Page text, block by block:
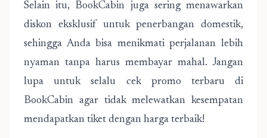
Selain itu, BookCabin juga sering menawarkan
diskon eksklusif untuk penerbangan domestik,
sehingga Anda bisa menikmati perjalanan lebih
nyaman tanpa harus membayar mahal. Jangan
lupa untuk selalu cek promo terbaru di
BookCabin agar tidak melewatkan kesempatan
mendapatkan tiket dengan harga terbaik!